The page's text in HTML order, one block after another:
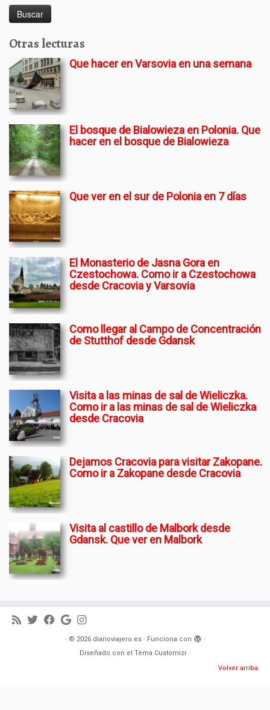
Otras lecturas
Que hacer en Varsovia en una semana
El bosque de Bialowieza en Polonia. Que
hacer en el bosque de Bialowieza
Que ver en el sur de Polonia en 7 días
El Monasterio de Jasna Gora en
Czestochowa. Como ir a Czestochowa
desde Cracovia y Varsovia
Como llegar al Campo de Concentración
de Stutthof desde Gdansk
Visita a las minas de sal de Wieliczka.
Como ir a las minas de sal de Wieliczka
desde Cracovia
Dejamos Cracovia para visitar Zakopane.
Como ir a Zakopane desde Cracovia
Visita al castillo de Malbork desde
Gdansk. Que ver en Malbork
· © 2026 diarioviajero.es· Funciona con
·
Diseñado con el Tema Customizr ·
Volver arriba